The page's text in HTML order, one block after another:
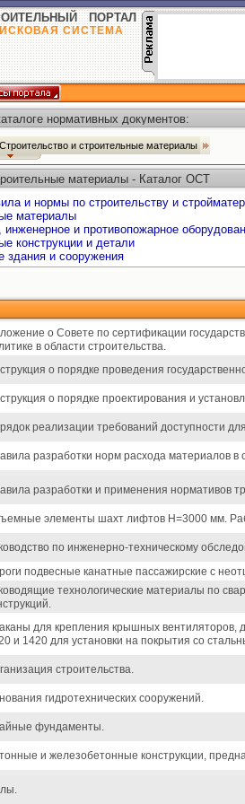
ПОРТАЛ
СИСТЕМА
нормативных документов:
и строительные материалы
материалы - Каталог ОСТ
и нормы по строительству и
материалы
и противопожарное
конструкции и детали
здания и сооружения
о Совете по сертификации
в области строительства.
о порядке проведения
о порядке проектирования и
реализации требований доступности
разработки норм расхода материалов в
разработки и применения нормативов
элементы шахт лифтов H=3000 мм.
по инженерно-техническому
подвесные канатные пассажирские с
технологические материалы по
для крепления крышных вентиляторов,
и 1420 для установки на покрытия со
строительства.
гидротехнических сооружений.
фундаменты.
и железобетонные конструкции,